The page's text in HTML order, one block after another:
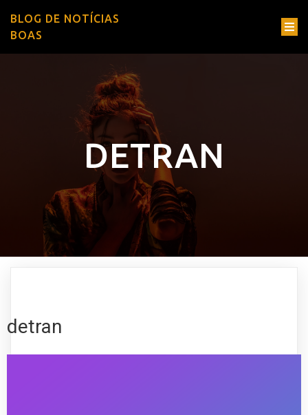
BLOG DE NOTÍCIAS
BOAS
DETRAN
detran